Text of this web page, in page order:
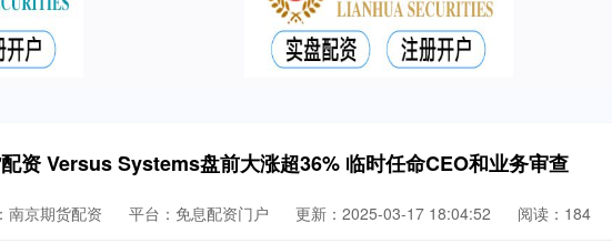
资 Versus Systems盘前大涨超36% 临时任命CEO和业务审查
南京期货配资 平台：免息配资门户 更新：2025-03-17 18:04:52 阅读：184